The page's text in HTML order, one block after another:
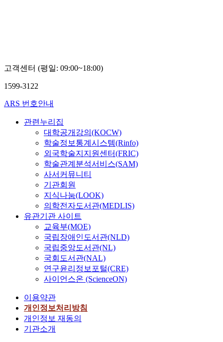
고객센터 (평일: 09:00~18:00)
1599-3122
ARS 번호안내
관련누리집
대학공개강의(KOCW)
학술정보통계시스템(Rinfo)
외국학술지지원센터(FRIC)
학술관계분석서비스(SAM)
사서커뮤니티
기관회원
지식나눔(LOOK)
의학전자도서관(MEDLIS)
유관기관 사이트
교육부(MOE)
국립장애인도서관(NLD)
국립중앙도서관(NL)
국회도서관(NAL)
연구윤리정보포털(CRE)
사이언스온 (ScienceON)
이용약관
개인정보처리방침
개인정보 재동의
기관소개